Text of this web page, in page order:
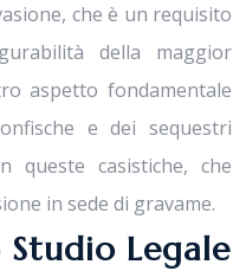
che è un requisito
della maggior
aspetto fondamentale
e dei sequestri
queste casistiche, che
in sede di gravame.
Legale